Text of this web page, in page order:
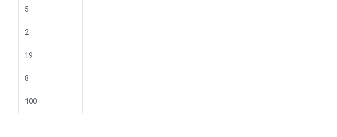
5
2
19
8
100